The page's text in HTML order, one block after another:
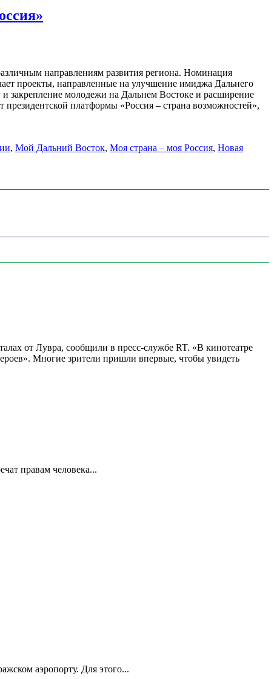
направлениям развития региона. Номинация
проекты, направленные на улучшение имиджа Дальнего
закрепление молодежи на Дальнем Востоке и расширение
платформы «Россия – страна возможностей»,
, Мой Дальний Восток, Моя страна – моя Россия, Новая
от Лувра, сообщили в пресс-службе RT. «В кинотеатре
Многие зрители пришли впервые, чтобы увидеть
правам человека...
аэропорту. Для этого...